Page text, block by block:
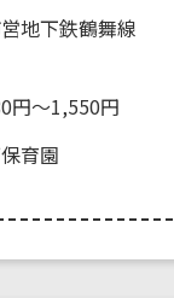
地下鉄鶴舞線
円～1,550円
育園